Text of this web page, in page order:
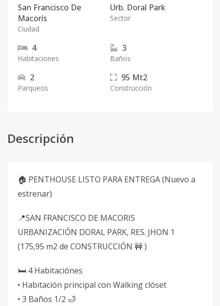
San Francisco De
Macorís
Ciudad
Urb. Doral Park
Sector
4
Habitaciones
3
Baños
2
Parqueos
95 Mt2
Construcción
Descripción
🏠 PENTHOUSE LISTO PARA ENTREGA (Nuevo a
estrenar)
📍SAN FRANCISCO DE MACORIS
URBANIZACIÓN DORAL PARK, RES. JHON 1
(175,95 m2 de CONSTRUCCIÓN 🚧 )
🛏️ 4 Habitaciónes
• Habitación principal con Walking clóset
• ⁠3 Baños 1/2 🛁